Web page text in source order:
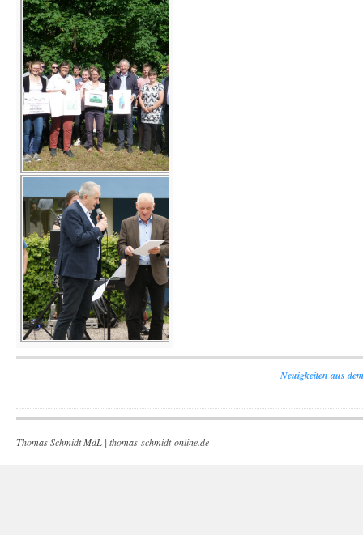
Neuigkeiten aus
Thomas Schmidt MdL | thomas-schmidt-online.de